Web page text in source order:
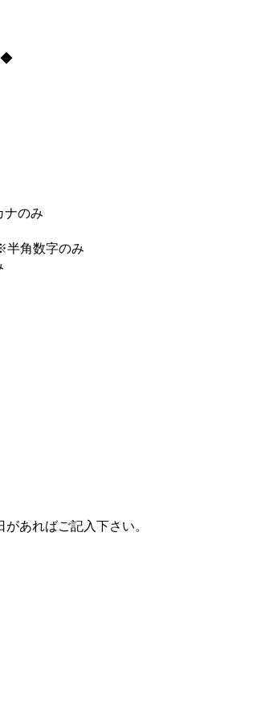
◆
のみ
半角数字のみ
あればご記入下さい。